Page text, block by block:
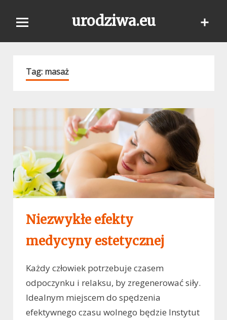
urodziwa.eu
Tag: masaż
Niezwykłe efekty
medycyny estetycznej
Każdy człowiek potrzebuje czasem
odpoczynku i relaksu, by zregenerować siły.
Idealnym miejscem do spędzenia
efektywnego czasu wolnego będzie Instytut